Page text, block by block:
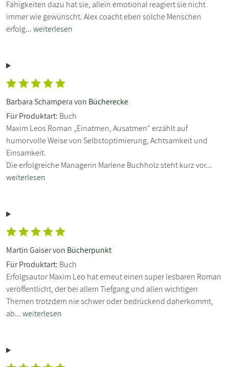
Fähigkeiten dazu hat sie, allein emotional reagiert sie nicht
immer wie gewünscht. Alex coacht eben solche Menschen
erfolg...weiterlesen
Barbara Schampera von Bücherecke
Für Produktart: Buch
Maxim Leos Roman „Einatmen, Ausatmen“ erzählt auf
humorvolle Weise von Selbstoptimierung, Achtsamkeit und
Einsamkeit.
Die erfolgreiche Managerin Marlene Buchholz steht kurz vor...
weiterlesen
Martin Gaiser von Bücherpunkt
Für Produktart: Buch
Erfolgsautor Maxim Leo hat erneut einen super lesbaren Roman
veröffentlicht, der bei allem Tiefgang und allen wichtigen
Themen trotzdem nie schwer oder bedrückend daherkommt,
ab...weiterlesen